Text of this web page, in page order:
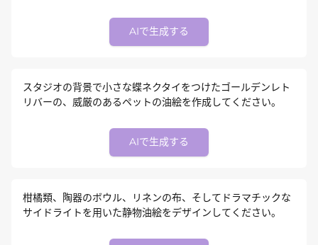
AIで生成する
スタジオの背景で小さな蝶ネクタイをつけたゴールデンレト
リバーの、威厳のあるペットの油絵を作成してください。
AIで生成する
柑橘類、陶器のボウル、リネンの布、そしてドラマチックな
サイドライトを用いた静物油絵をデザインしてください。